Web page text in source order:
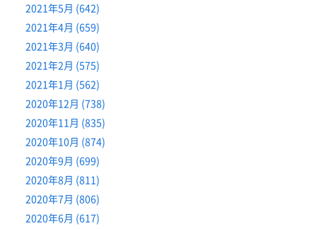
2021年5月 (642)
2021年4月 (659)
2021年3月 (640)
2021年2月 (575)
2021年1月 (562)
2020年12月 (738)
2020年11月 (835)
2020年10月 (874)
2020年9月 (699)
2020年8月 (811)
2020年7月 (806)
2020年6月 (617)